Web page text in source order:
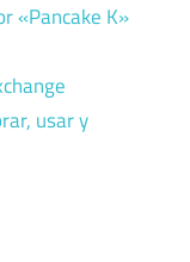
«Pancake K»
usar y